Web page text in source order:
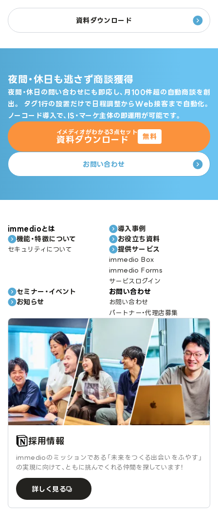
資料ダウンロード
夜間・休日も逃さず商談獲得
夜間・休日の問い合わせにも即応し、月100件超の自動商談を創
出。
タグ1行の設置だけで日程調整からWeb接客まで自動化。
ノーコード導入で、IS・マーケ主体の即運用が可能です。
イメディオがわかる3点セット
資料ダウンロード 無料
お問い合わせ
immedioとは
機能・特徴について
セキュリティについて
導入事例
お役立ち資料
提供サービス
immedio Box
immedio Forms
サービスログイン
セミナー・イベント
お知らせ
お問い合わせ
お問い合わせ
パートナー・代理店募集
採用情報
immedioのミッションである「未来をつくる出会いをふやす」
の実現に向けて、ともに挑んでくれる仲間を探しています！
詳しく見る